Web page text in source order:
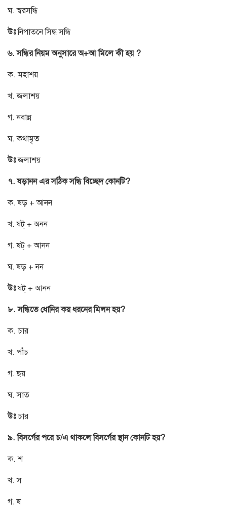
ঘ. স্বরসন্ধি
উঃনিপাতনে সিদ্ধ সন্ধি
৬. সন্ধির নিয়ম অনুসারে অ+আ মিলে কী হয় ?
ক. মহাশয়
খ. জলাশয়
গ. নবান্ন
ঘ. কথামৃত
উঃজলাশয়
৭. ষড়ানন এর সঠিক সন্ধি বিচ্ছেদ কোনটি?
ক. ষড় + আনন
খ. ষট্ + অনন
গ. ষট্ + আনন
ঘ. ষড় + নন
উঃষট্ + আনন
৮. সন্ধিতে ধোনির কয় ধরনের মিলন হয়?
ক. চার
খ. পাঁচ
গ. ছয়
ঘ. সাত
উঃচার
৯. বিসর্গের পরে চ/এ থাকলে বিসর্গের স্থান কোনটি হয়?
ক. শ
খ. স
গ. ষ